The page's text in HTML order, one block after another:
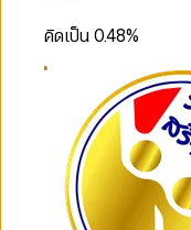
คิดเป็น0.48%